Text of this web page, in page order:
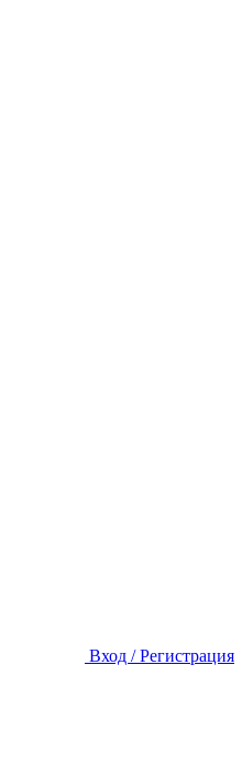
Вход / Регистрация